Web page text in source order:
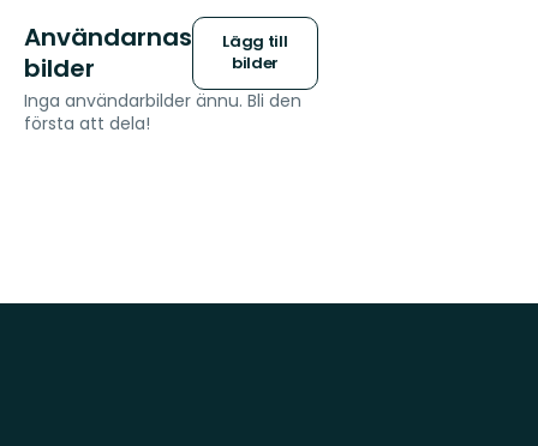
Användarnas
bilder
Lägg till
bilder
Inga användarbilder ännu. Bli den
första att dela!